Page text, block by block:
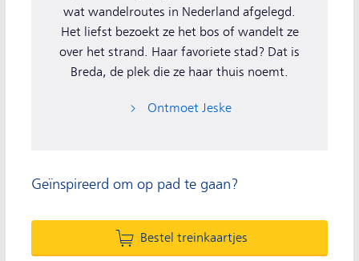
wat wandelroutes in Nederland afgelegd.
Het liefst bezoekt ze het bos of wandelt ze
over het strand. Haar favoriete stad? Dat is
Breda, de plek die ze haar thuis noemt.
Ontmoet Jeske
Geïnspireerd om op pad te gaan?
Bestel treinkaartjes